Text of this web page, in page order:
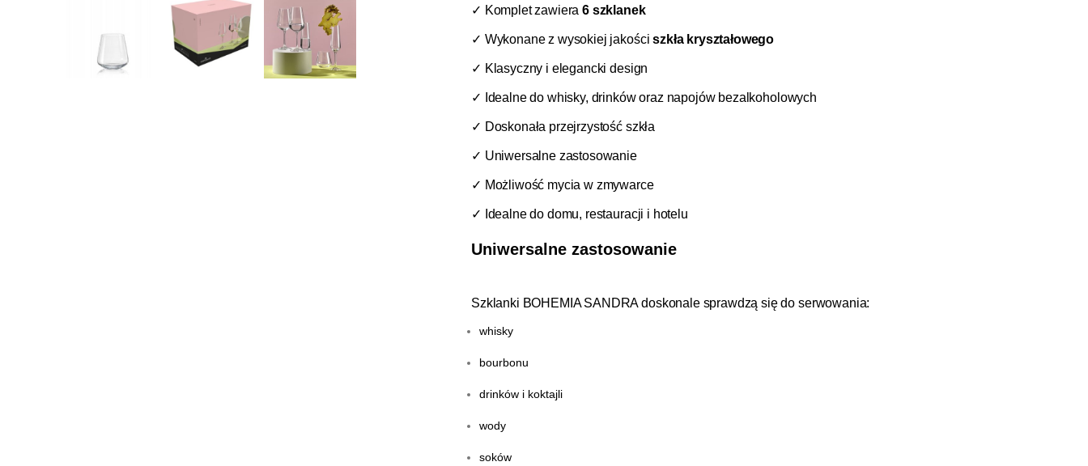
✓ Komplet zawiera6 szklanek
✓ Wykonane z wysokiej jakościszkła kryształowego
✓ Klasyczny i elegancki design
✓ Idealne do whisky, drinków oraz napojów bezalkoholowych
✓ Doskonała przejrzystość szkła
✓ Uniwersalne zastosowanie
✓ Możliwość mycia w zmywarce
✓ Idealne do domu, restauracji i hotelu
Uniwersalne zastosowanie
Szklanki BOHEMIA SANDRA doskonale sprawdzą się do serwowania:
whisky
bourbonu
drinków i koktajli
wody
soków